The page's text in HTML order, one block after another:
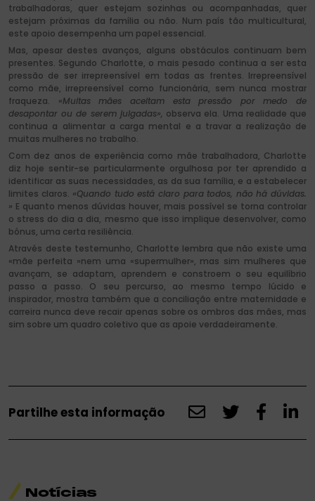
trabalhadoras, quer estejam sozinhas ou acompanhadas, quer
estejam próximas da família ou não. Num país tão multicultural,
este apoio desempenha um papel essencial.
Mas, apesar destes avanços, alguns obstáculos continuam bem
presentes. Segundo Charlotte, o mais pesado continua a ser esta
pressão de ser irrepreensível em todas as frentes. Irrepreensível
como mãe, irrepreensível como funcionária, sem nunca mostrar
fraqueza. «Muitas mães aceitam esta pressão por medo de
desapontar ou de serem julgadas», observa ela. Uma realidade que
continua a alimentar a carga mental e a travar a realização de
muitas mulheres no trabalho.
Com dez anos de experiência como mãe trabalhadora, Charlotte
diz hoje sentir-se particularmente orgulhosa por ter aprendido a
identificar as suas necessidades, as da sua família, e a estabelecer
limites claros. «Quando tudo está claro para todos, não há dúvidas.
» E quanto menos dúvidas houver, mais possível se torna controlar
o stress do dia a dia, mesmo que isso implique desenvolver, como
bónus, uma certa resiliência.
Através deste testemunho, Charlotte lembra que não existe uma
«mãe perfeita »nem uma «supermulher», mas sim mulheres que
avançam, se adaptam, aprendem e constroem o seu equilíbrio
passo a passo. O seu percurso, ao mesmo tempo lúcido e
inspirador, mostra também que a conciliação entre maternidade e
carreira nunca deve recair apenas sobre os ombros das mães, mas
sim sobre um quadro coletivo que as apoie verdadeiramente.
Partilhe esta informação
Notícias